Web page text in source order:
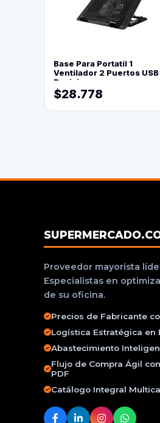
Base Para Portatil 1
Ventilador 2 Puertos USB
Posiciones
$28.778
Proveedor mayorista
Especialistas en
de su oficina.
Precios de Fabricante
Logística Estratégica en
Abastecimiento
Flujo de Compra Ágil
PDF
Catálogo Integral